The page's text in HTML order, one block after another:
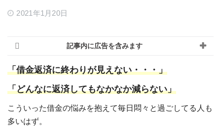
2021年1月20日
記事内に広告を含みます
「借金返済に終わりが見えない・・・」
「どんなに返済してもなかなか減らない」
こういった借金の悩みを抱えて毎日悶々と過ごしてる人も
多いはず。